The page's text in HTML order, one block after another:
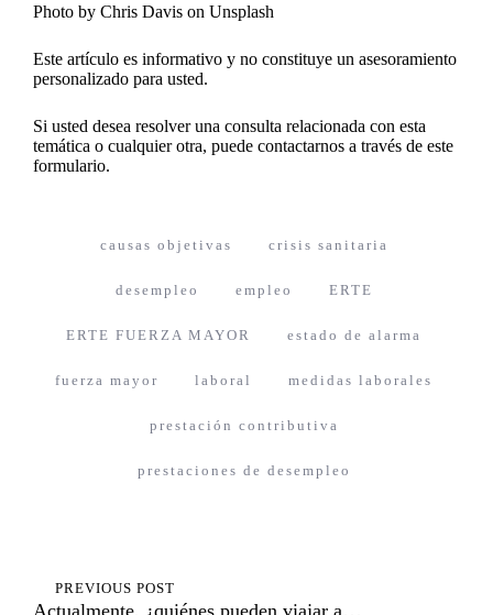
Photo by Chris Davis on Unsplash
Este artículo es informativo y no constituye un asesoramiento
personalizado para usted.
Si usted desea resolver una consulta relacionada con esta
temática o cualquier otra, puede contactarnos a través de este
formulario.
causas objetivas crisis sanitaria
desempleo empleo ERTE
ERTE FUERZA MAYOR estado de alarma
fuerza mayor laboral medidas laborales
prestación contributiva
prestaciones de desempleo
dePREVIOUS POST
Actualmente, ¿quiénes pueden viajar a